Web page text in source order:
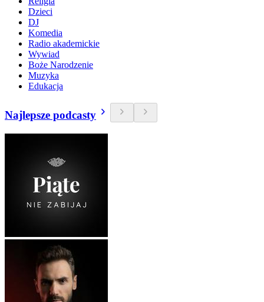
Dzieci
DJ
Komedia
Radio akademickie
Wywiad
Boże Narodzenie
Muzyka
Edukacja
Najlepsze podcasty